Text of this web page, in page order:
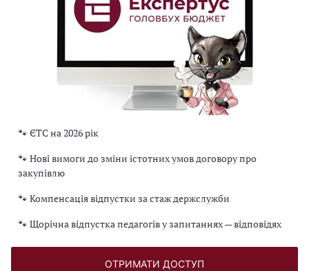
🐾 ЄТС на 2026 рік
🐾 Нові вимоги до зміни істотних умов договору про
закупівлю
🐾 Компенсація відпустки за стаж держслужби
🐾 Щорічна відпустка педагогів у запитаннях — відповідях
ОТРИМАТИ ДОСТУП